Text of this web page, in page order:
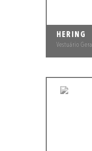
HERING
Vestuário Geral